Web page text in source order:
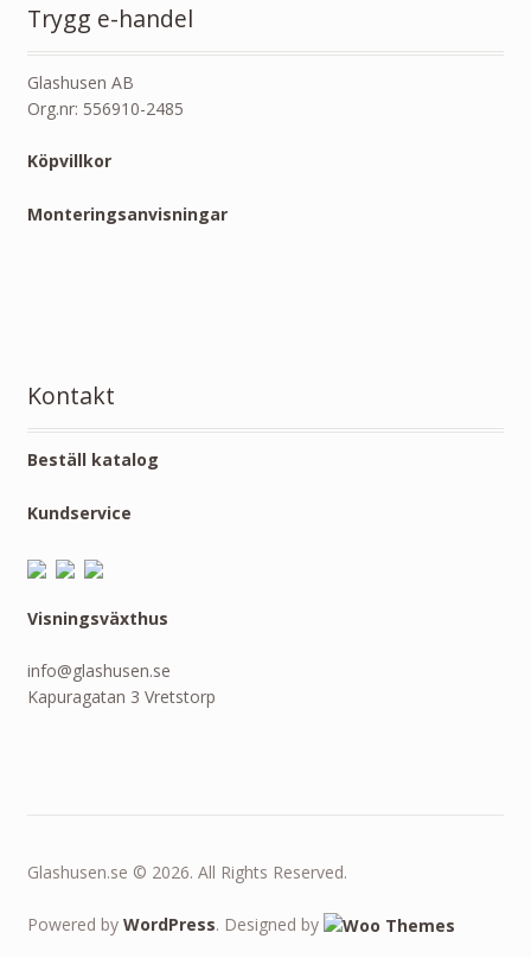
Trygg e-handel
Glashusen AB
Org.nr: 556910-2485
Köpvillkor
Monteringsanvisningar
Kontakt
Beställ katalog
Kundservice
Visningsväxthus
info@glashusen.se
Kapuragatan 3 Vretstorp
Glashusen.se © 2026. All Rights Reserved.
Powered by WordPress. Designed by